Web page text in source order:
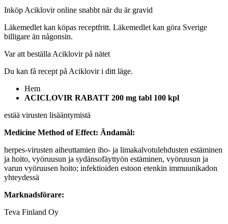
Inköp Aciklovir online snabbt när du är gravid
Läkemedlet kan köpas receptfritt. Läkemedlet kan göra Sverige
billigare än någonsin.
Var att beställa Aciklovir på nätet
Du kan få recept på Aciklovir i ditt läge.
Hem
ACICLOVIR RABATT 200 mg tabl 100 kpl
estää virusten lisääntymistä
Medicine Method of Effect: Ändamål:
herpes-virusten aiheuttamien iho- ja limakalvotulehdusten estäminen
ja hoito, vyöruusun ja sydänsofäyttyön estäminen, vyöruusun ja
varun vyöruusen hoito; infektioiden estoon etenkin immuunikadon
yhteydessä
Marknadsförare:
Teva Finland Oy